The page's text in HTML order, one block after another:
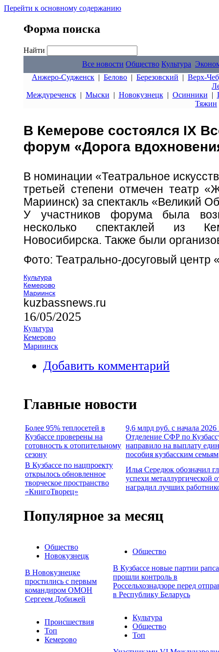
Перейти к основному содержанию
Форма поиска
Найти
Все новости Общество Культура
Анжеро-Судженск | Белово | Березовский | Верх-
Междуреченск| Мыски | Новокузнецк| Осинники |
Тяжин
В Кемерове состоялся IХ
форум «Дорога
В номинации «Театральное
третьей степени отмечен театр
Мариинск) за спектакль «Великий
У участников форума была
несколько спектаклей из
Новосибирска. Также были
Фото: Театрально-досуговый центр
Культура
Кемерово
Мариинск
kuzbassnews.ru
16/05/2025
Культура
Кемерово
Мариинск
Добавить комментарий
Главные новости
Более 95% теплосетей в
Кузбассе проверены на
готовность к отопительному
сезону
9,6 млрд руб. с начала 2026
Отделение СФР по
направило на выплату
пособия кузбасским семьям
В Кузбассе по нацпроекту
открылось обновленное
творческое пространство
«КнигоТворец»
Илья Середюк обозначил
успехи металлургической
наградил лучших
Популярное за месяц
Общество
Новокузнецк
В Новокузнецке
простились с первым
командиром ОМОН
Сергеем Добижей
Общество
В Кузбассе новые партии рапса
прошли контроль в
Россельхознадзоре перед
в Республику Беларусь
Происшествия
Топ
Кемерово
Культура
Общество
Топ